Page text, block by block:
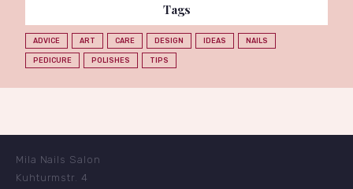
Tags
ADVICE ART CARE DESIGN IDEAS NAILS
PEDICURE POLISHES TIPS
Mila Nails Salon
Kuhturmstr. 4